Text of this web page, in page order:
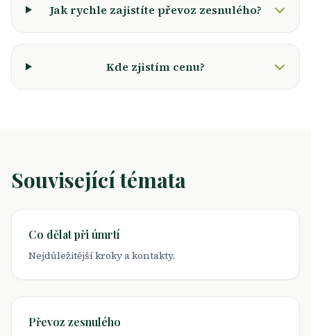
Jak rychle zajistíte převoz zesnulého?
Kde zjistím cenu?
Související témata
Co dělat při úmrtí
Nejdůležitější kroky a kontakty.
Převoz zesnulého